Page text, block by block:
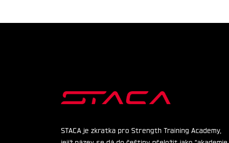
STACA je zkratka pro Strength Training Academy,